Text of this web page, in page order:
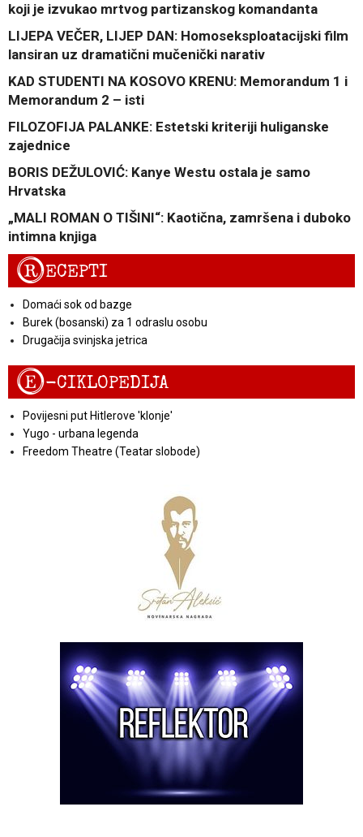
koji je izvukao mrtvog partizanskog komandanta
LIJEPA VEČER, LIJEP DAN: Homoseksploatacijski film
lansiran uz dramatični mučenički narativ
KAD STUDENTI NA KOSOVO KRENU: Memorandum 1 i
Memorandum 2 – isti
FILOZOFIJA PALANKE: Estetski kriteriji huliganske
zajednice
BORIS DEŽULOVIĆ: Kanye Westu ostala je samo
Hrvatska
„MALI ROMAN O TIŠINI“: Kaotična, zamršena i duboko
intimna knjiga
RECEPTI
Domaći sok od bazge
Burek (bosanski) za 1 odraslu osobu
Drugačija svinjska jetrica
E-CIKLOPEDIJA
Povijesni put Hitlerove 'klonje'
Yugo - urbana legenda
Freedom Theatre (Teatar slobode)